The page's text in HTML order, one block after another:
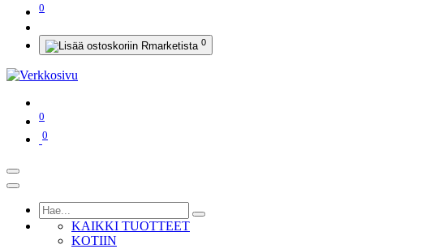
0
0
0
0
KAIKKI TUOTTEET
KOTIIN